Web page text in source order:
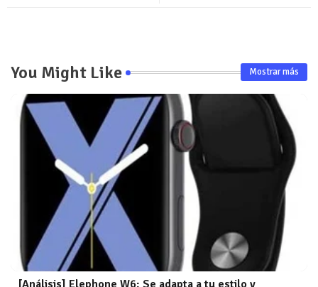
You Might Like Mostrar más
[Análisis] Elephone W6: Se adapta a tu estilo y